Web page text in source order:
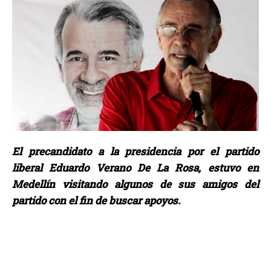
El precandidato a la presidencia por el partido
liberal Eduardo Verano De La Rosa, estuvo en
Medellín visitando algunos de sus amigos del
partido con el fin de buscar apoyos.